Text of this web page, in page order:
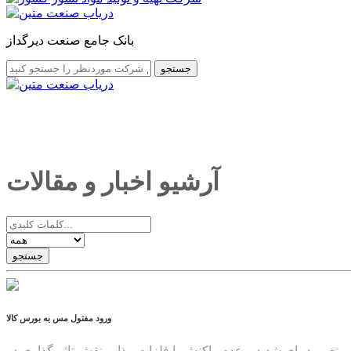
بانک جامع صنعت دیرگداز
جستجو
آرشیو اخبار و مقالات
جستجو
ورود مفتول مس به بورس کالا